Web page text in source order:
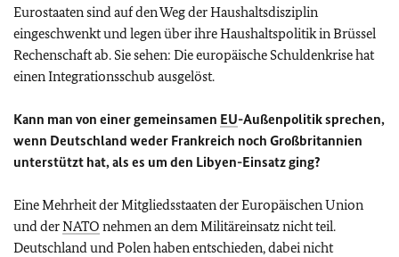
Eurostaaten sind auf den Weg der Haushaltsdisziplin
eingeschwenkt und legen über ihre Haushaltspolitik in Brüssel
Rechenschaft ab. Sie sehen: Die europäische Schuldenkrise hat
einen Integrationsschub ausgelöst.
Kann man von einer gemeinsamen EU-Außenpolitik sprechen,
wenn Deutschland weder Frankreich noch Großbritannien
unterstützt hat, als es um den Libyen-Einsatz ging?
Eine Mehrheit der Mitgliedsstaaten der Europäischen Union
und derNATO nehmen an dem Militäreinsatz nicht teil.
Deutschland und Polen haben entschieden, dabei nicht